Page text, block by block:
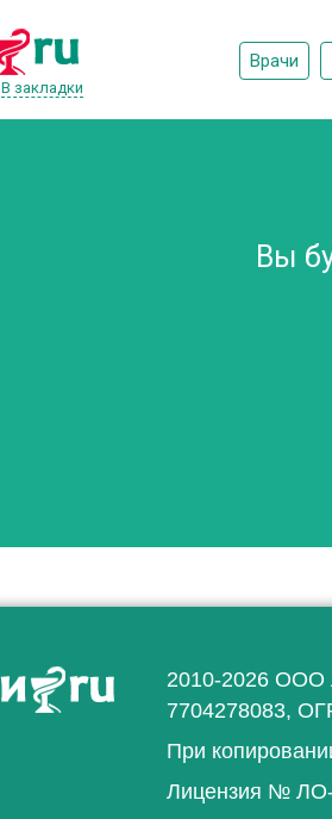
В закладки
Врачи
Вы
2010-2026 ООО
7704278083,
При
Лицензия № ЛО-